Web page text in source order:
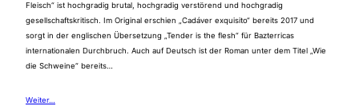
Fleisch“ ist hochgradig brutal, hochgradig verstörend und hochgradig
gesellschaftskritisch. Im Original erschien „Cadáver exquisito“ bereits 2017 und
sorgt in der englischen Übersetzung „Tender is the flesh“ für Bazterricas
internationalen Durchbruch. Auch auf Deutsch ist der Roman unter dem Titel „Wie
die Schweine“ bereits…
Weiter…